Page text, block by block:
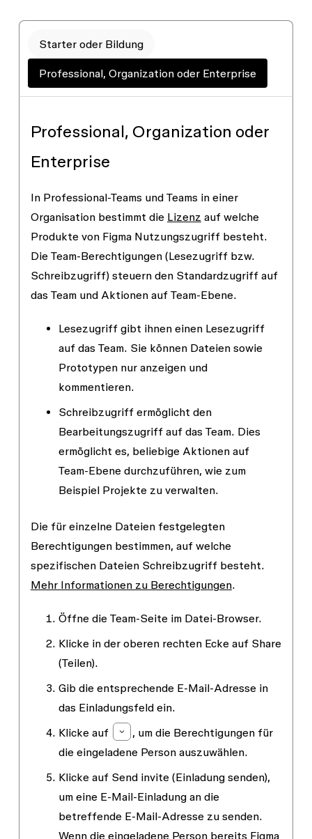
Starter oder Bildung
Professional, Organization oder Enterprise
Professional, Organization oder
Enterprise
In Professional-Teams und Teams in einer
Organisation bestimmt die Lizenz auf welche
Produkte von Figma Nutzungszugriff besteht.
Die Team-Berechtigungen (Lesezugriffbzw.
Schreibzugriff) steuern den Standardzugriff auf
das Team und Aktionen auf Team-Ebene.
Lesezugriffgibt ihnen einen Lesezugriff
auf das Team. Sie können Dateien sowie
Prototypen nur anzeigen und
kommentieren.
Schreibzugriffermöglicht den
Bearbeitungszugriff auf das Team. Dies
ermöglicht es, beliebige Aktionen auf
Team-Ebene durchzuführen, wie zum
Beispiel Projekte zu verwalten.
Die für einzelne Dateien festgelegten
Berechtigungen bestimmen, auf welche
spezifischen Dateien Schreibzugriff besteht.
Mehr Informationen zu Berechtigungen.
Öffne die Team-Seite im Datei-Browser.
Klicke in der oberen rechten Ecke auf Share
(Teilen).
Gib die entsprechende E-Mail-Adresse in
das Einladungsfeld ein.
Klicke auf
, um die Berechtigungen für
die eingeladene Person auszuwählen.
Klicke auf Send invite(Einladung senden),
um eine E-Mail-Einladung an die
betreffende E-Mail-Adresse zu senden.
Wenn die eingeladene Person bereits Figma